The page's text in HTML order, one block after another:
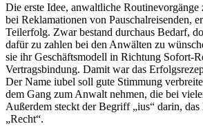
Die erste Idee, anwaltliche Routinevorgänge
bei Reklamationen von Pauschalreisenden,
Teilerfolg. Zwar bestand durchaus Bedarf,
dafür zu zahlen bei den Anwälten zu
sie ihr Geschäftsmodell in Richtung Sofort-
Vertragsbindung. Damit war das
Der Name iubel soll gute Stimmung
dem Gang zum Anwalt nehmen, die bei
Außerdem steckt der Begriff „ius“ darin,
„Recht“.